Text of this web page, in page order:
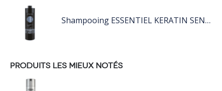
Shampooing ESSENTIEL KERATIN SENSITIVE 1L
PRODUITS LES MIEUX NOTÉS